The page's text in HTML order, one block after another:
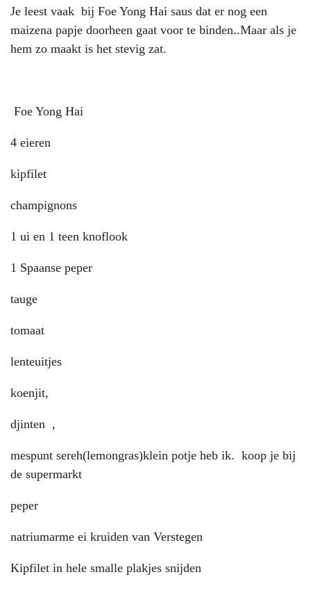
Je leest vaak bij Foe Yong Hai saus dat er nog een
maizena papje doorheen gaat voor te binden..Maar als je
hem zo maakt is het stevig zat.
Foe Yong Hai
4 eieren
kipfilet
champignons
1 ui en 1 teen knoflook
1 Spaanse peper
tauge
tomaat
lenteuitjes
koenjit,
djinten ,
mespunt sereh(lemongras)klein potje heb ik. koop je bij
de supermarkt
peper
natriumarme ei kruiden van Verstegen
Kipfilet in hele smalle plakjes snijden